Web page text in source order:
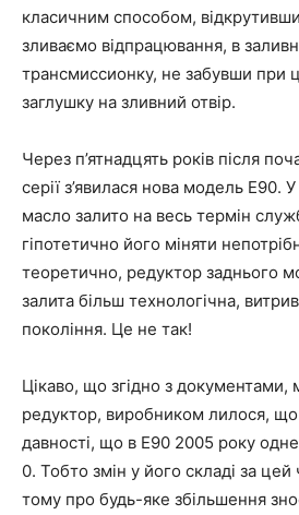
класичним способом,
зливаємо відпрацювання, в
трансмиссионку, не забувши при
заглушку на зливний отвір.
Через п’ятнадцять років після
серії з’явилася нова модель E90.
масло залито на весь термін
гіпотетично його міняти
теоретично, редуктор заднього
залита більш технологічна,
покоління. Це не так!
Цікаво, що згідно з документами,
редуктор, виробником лилося, що
давності, що в E90 2005 року
0. Тобто змін у його складі за
тому про будь-яке збільшення